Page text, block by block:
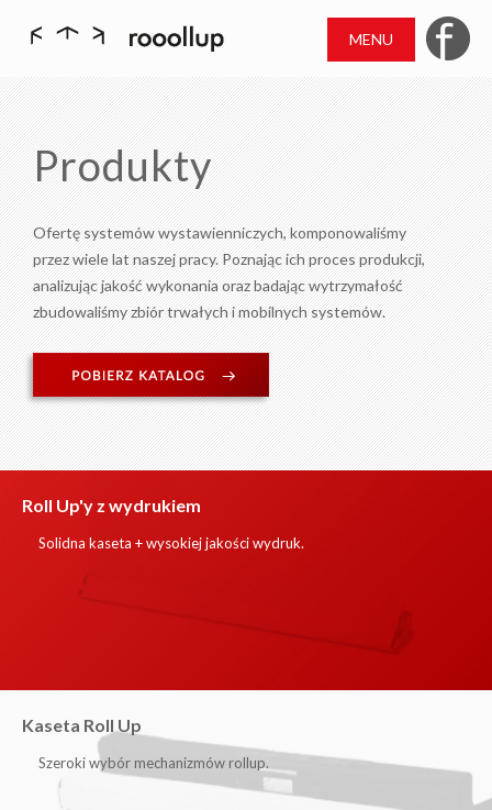
MENU
Produkty
Ofertę systemów wystawienniczych, komponowaliśmy
przez wiele lat naszej pracy. Poznając ich proces produkcji,
analizując jakość wykonania oraz badając wytrzymałość
zbudowaliśmy zbiór trwałych i mobilnych systemów.
Roll Up'y z wydrukiem
Solidna kaseta + wysokiej jakości wydruk.
Kaseta Roll Up
Szeroki wybór mechanizmów rollup.